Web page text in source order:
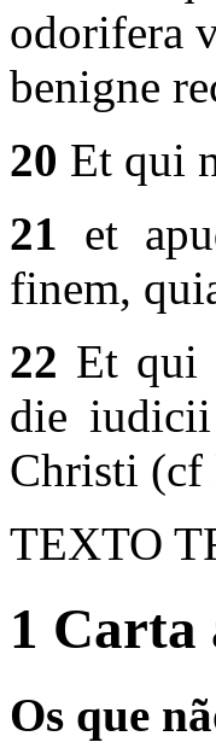
odorifera
benigne
20 Et qui
21 et
finem,
22 Et qui
die
Christi (cf
TEXTO
1 Carta
Os que